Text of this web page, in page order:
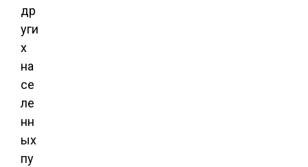
др
уги
х
на
се
ле
нн
ых
пу